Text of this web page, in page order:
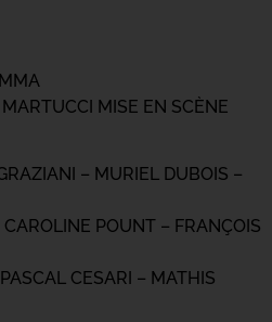
MISE EN SCÈNE
– MURIEL DUBOIS –
POUNT – FRANÇOIS
CESARI – MATHIS